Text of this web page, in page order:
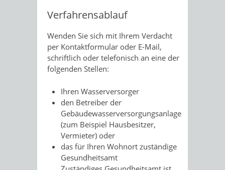
Verfahrensablauf
Wenden Sie sich mit Ihrem Verdacht
per Kontaktformular oder E-Mail,
schriftlich oder telefonisch an eine der
folgenden Stellen:
Ihren Wasserversorger
den Betreiber der
Gebäudewasserversorgungsanlage
(zum Beispiel Hausbesitzer,
Vermieter) oder
das für Ihren Wohnort zuständige
Gesundheitsamt